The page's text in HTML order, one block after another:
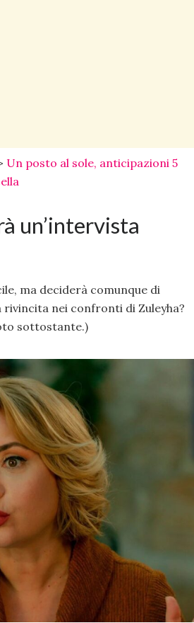
Un posto al sole, anticipazioni 5
un’intervista
ma deciderà comunque di
nei confronti di Zuleyha?
sottostante.)